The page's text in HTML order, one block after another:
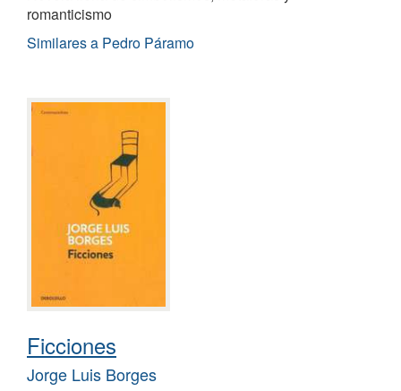
romanticismo
Similares a Pedro Páramo
Ficciones
Jorge Luis Borges